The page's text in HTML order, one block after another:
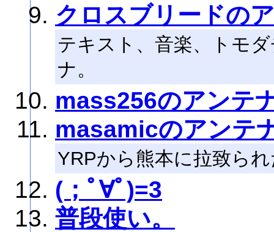
クロスブリードの
テキスト、音楽、トモ
ナ。
mass256のアンテ
masamicのアンテ
YRPから熊本に拉致ら
(；ﾟ∀ﾟ)=3
普段使い。